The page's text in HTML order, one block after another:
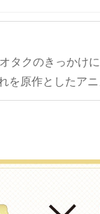
タクのきっかけ
を原作としたアニ